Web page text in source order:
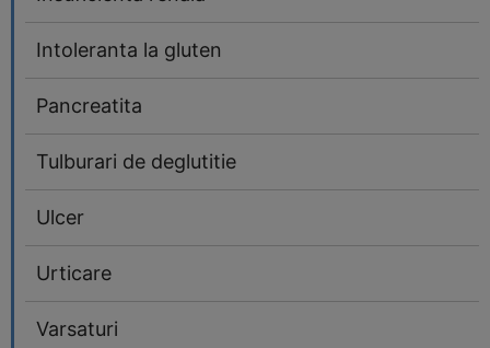
Intoleranta la gluten
Pancreatita
Tulburari de deglutitie
Ulcer
Urticare
Varsaturi